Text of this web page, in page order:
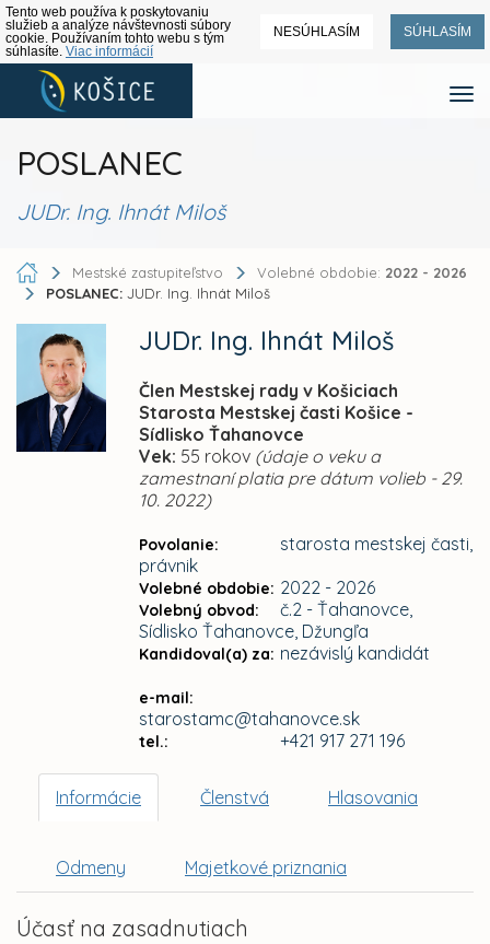
Tento web používa k poskytovaniu
služieb a analýze návštevnosti súbory
cookie. Používaním tohto webu s tým
súhlasíte. Viac informácií
NESÚHLASÍM SÚHLASÍM
POSLANEC
JUDr. Ing. Ihnát Miloš
Mestské zastupiteľstvo Volebné obdobie: 2022 - 2026
POSLANEC: JUDr. Ing. Ihnát Miloš
JUDr. Ing. Ihnát Miloš
Člen Mestskej rady v Košiciach
Starosta Mestskej časti Košice -
Sídlisko Ťahanovce
Vek: 55 rokov (údaje o veku a
zamestnaní platia pre dátum volieb - 29.
10. 2022)
Povolanie:
starosta mestskej časti,
právnik
Volebné obdobie: 2022 - 2026
Volebný obvod:
č.2 - Ťahanovce,
Sídlisko Ťahanovce, Džungľa
Kandidoval(a) za: nezávislý kandidát
e-mail:
starostamc@tahanovce.sk
tel.: +421 917 271 196
Informácie Členstvá Hlasovania
Odmeny Majetkové priznania
Účasť na zasadnutiach